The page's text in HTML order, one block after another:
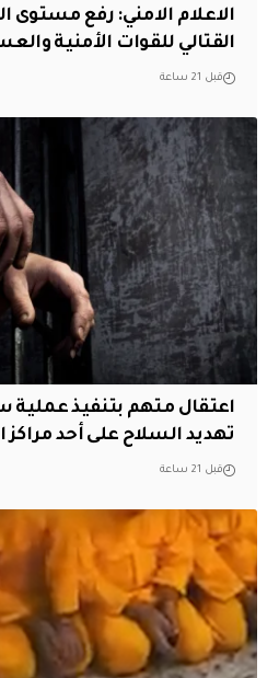
الاعلام الامني: رفع مستوى
القتالي للقوات الأمنية
قبل 21 ساعة
اعتقال متهم بتنفيذ عملية
تهديد السلاح على أحد
قبل 21 ساعة